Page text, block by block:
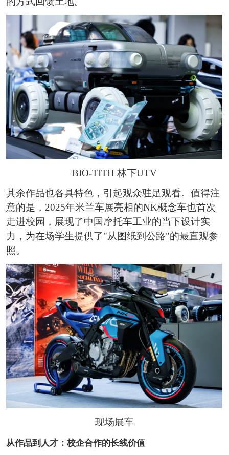
BIO-TITH 林下UTV
其余作品也各具特色，引起观众驻足观看。值得注
意的是，2025年米兰车展亮相的NK概念车也首次
走进校园，展现了中国摩托车工业的当下设计实
力，为在场学生提供了"从图纸到公路"的最直观参
照。
现场展车
从作品到人才：校企合作的长线价值